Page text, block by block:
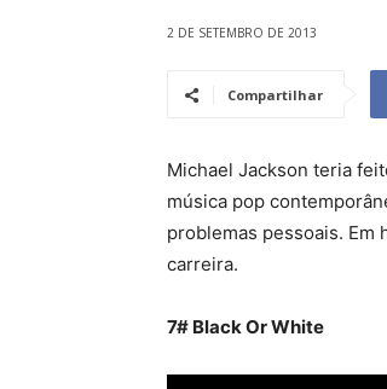
2 DE SETEMBRO DE 2013
Compartilhar
Michael Jackson teria
música pop
problemas pessoais. Em
carreira.
7# Black Or White